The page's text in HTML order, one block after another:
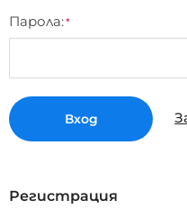
Парола
Вход
Регистрация